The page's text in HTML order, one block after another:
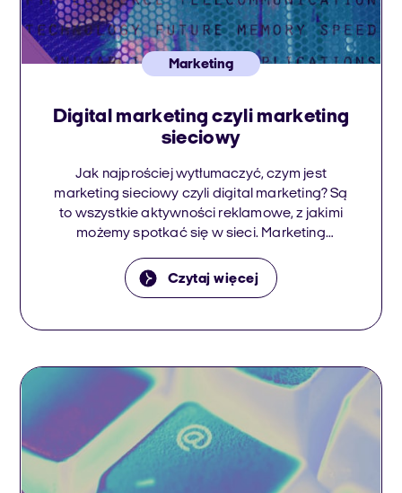
Marketing
Digital marketing czyli marketing
sieciowy
Jak najprościej wytłumaczyć, czym jest
marketing sieciowy czyli digital marketing? Są
to wszystkie aktywności reklamowe, z jakimi
możemy spotkać się w sieci. Marketing
mediów cyfrowych. Rozwija się już od lat 90,
chociaż wciąż jest uważany za nowe
Czytaj więcej